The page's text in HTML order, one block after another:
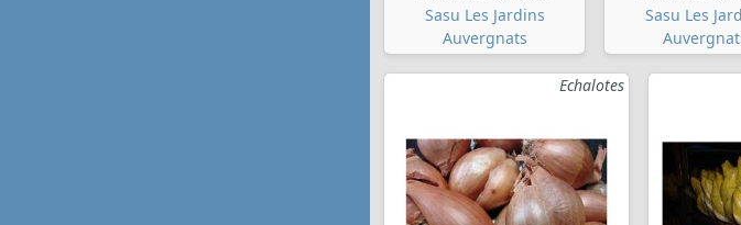
Sasu Les Jardins
Auvergnats
Sasu Les
Echalotes